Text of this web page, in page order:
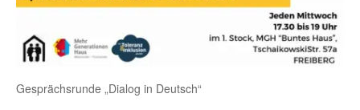
Gesprächsrunde „Dialog in Deutsch“